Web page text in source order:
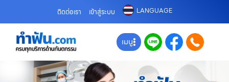
ติดต่อเรา เข้าสู่ระบบ LANGUAGE
เมนู